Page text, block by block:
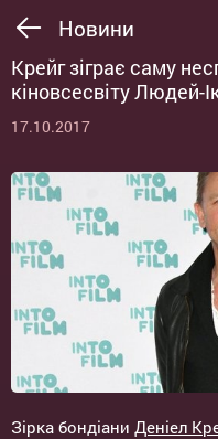
Новини
Крейг зіграє саму
кіновсесвіту Людей-
17.10.2017
Зірка бондіани Деніел